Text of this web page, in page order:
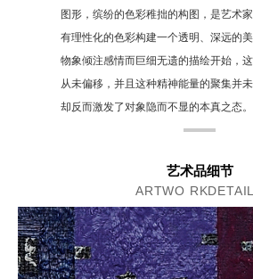
图形，缤纷的色彩稚拙的构图，是艺术
有理性化的色彩构建一个透明、深远的
物象倾注感情而巨细无遗的描绘开始，
从未偏移，并且这种精神能量的聚集并
却反而激发了对象隐而不显的本真之态。
艺术品细节
ARTWO